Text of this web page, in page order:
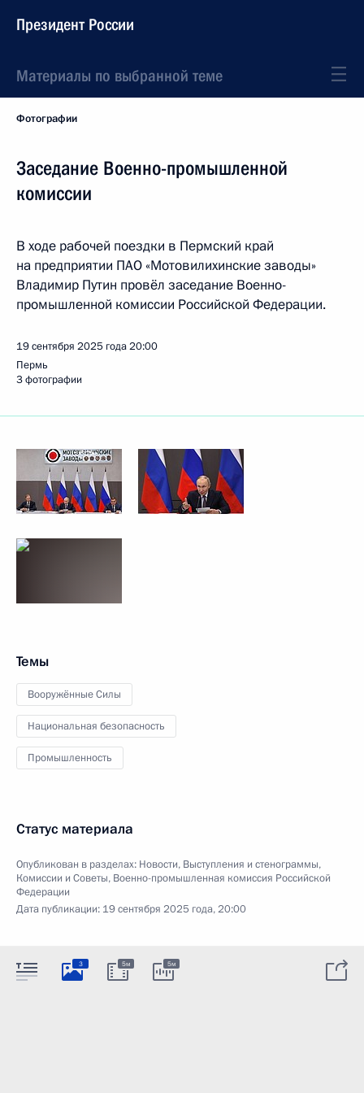
Президент России
Материалы по выбранной теме
Фотографии
Заседание Военно-промышленной
комиссии
В ходе рабочей поездки в Пермский край
на предприятии ПАО «Мотовилихинские заводы»
Владимир Путин провёл заседание Военно-
промышленной комиссии Российской Федерации.
19 сентября 2025 года20:00
Пермь
3 фотографии
Темы
Вооружённые Силы
Национальная безопасность
Промышленность
Статус материала
Опубликован в разделах: Новости, Выступления и стенограммы,
Комиссии и Советы, Военно-промышленная комиссия Российской
Федерации
Дата публикации: 19 сентября 2025 года, 20:00
3 5м 5м